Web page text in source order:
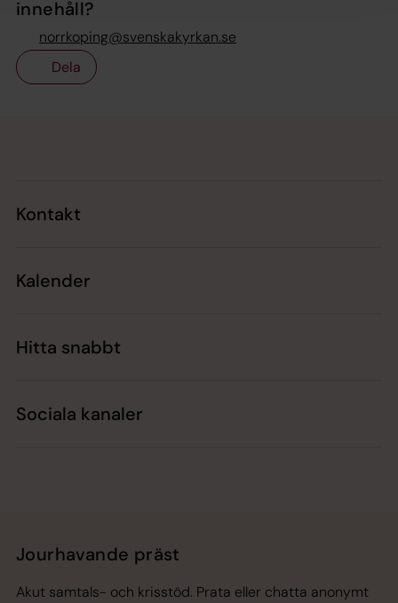
innehåll?
norrkoping@svenskakyrkan.se
Dela
Kontakt
Kalender
Hitta snabbt
Sociala kanaler
Jourhavande präst
Akut samtals- och krisstöd. Prata eller chatta anonymt